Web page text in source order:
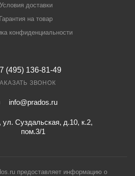
Условия доставки
Гарантия на товар
конфиденциальности
(495) 136-81-49
ЗВОНОК
info@prados.ru
ул. Суздальская, д.10, к.2,
пом.3/1
предоставляет информацию о